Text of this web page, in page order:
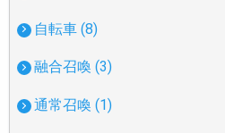
自転車 (8)
融合召喚 (3)
通常召喚 (1)